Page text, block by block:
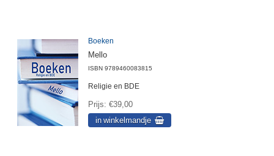
Boeken
Mello
ISBN 9789460083815
Religie en BDE
Prijs €39,00